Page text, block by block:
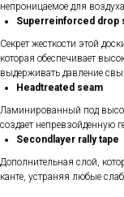
непроницаемое для
Superreinforced drop
Секрет жесткости этой
которая обеспечивает
выдерживать давление
Headtreated seam
Ламинированный под
создает непревзойденную
Secondlayer rally tape
Дополнительная слой,
канте, устраняя любые